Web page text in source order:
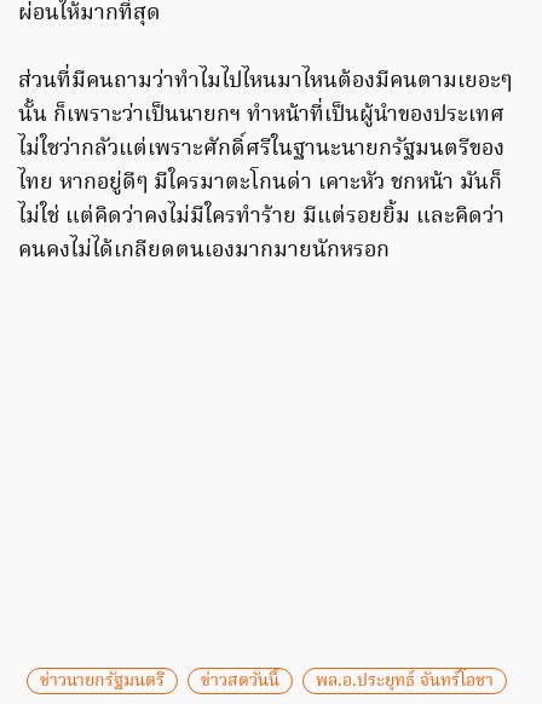
ผ่อนให้มากที่สุด
ส่วนที่มีคนถามว่าทำไมไปไหนมาไหนต้องมีคนตามเยอะๆ
นั้น ก็เพราะว่าเป็นนายกฯ ทำหน้าที่เป็นผู้นำของประเทศ
ไม่ใชว่ากลัวแต่เพราะศักดิ์ศรีในฐานะนายกรัฐมนตรีของ
ไทย หากอยู่ดีๆ มีใครมาตะโกนด่า เคาะหัว ชกหน้า มันก็
ไม่ใช่ แต่คิดว่าคงไม่มีใครทำร้าย มีแต่รอยยิ้ม และคิดว่า
คนคงไม่ได้เกลียดตนเองมากมายนักหรอก
ข่าวนายกรัฐมนตรี ข่าวสดวันนี้ พล.อ.ประยุทธ์ จันทร์โอชา